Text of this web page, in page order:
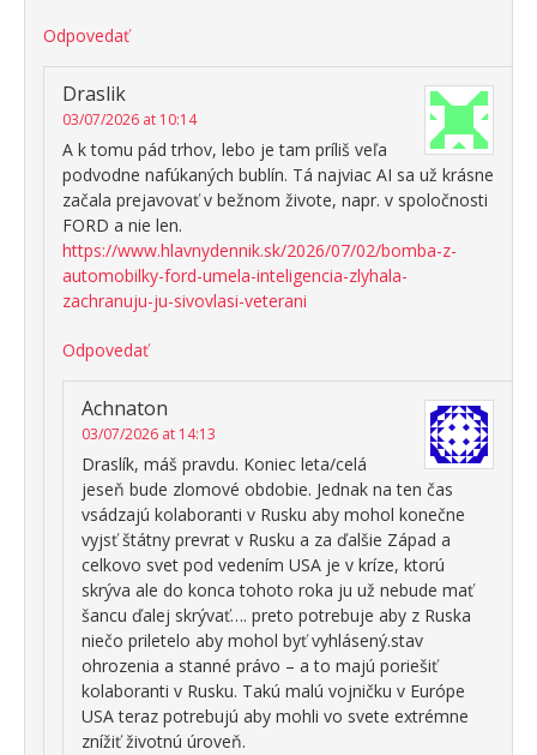
Odpovedať
Draslik
03/07/2026 at 10:14
A k tomu pád trhov, lebo je tam príliš veľa
podvodne nafúkaných bublín. Tá najviac AI sa už krásne
začala prejavovať v bežnom živote, napr. v spoločnosti
FORD a nie len.
https://www.hlavnydennik.sk/2026/07/02/bomba-z-
automobilky-ford-umela-inteligencia-zlyhala-
zachranuju-ju-sivovlasi-veterani
Odpovedať
Achnaton
03/07/2026 at 14:13
Draslík, máš pravdu. Koniec leta/celá
jeseň bude zlomové obdobie. Jednak na ten čas
vsádzajú kolaboranti v Rusku aby mohol konečne
vyjsť štátny prevrat v Rusku a za ďalšie Západ a
celkovo svet pod vedením USA je v kríze, ktorú
skrýva ale do konca tohoto roka ju už nebude mať
šancu ďalej skrývať…. preto potrebuje aby z Ruska
niečo priletelo aby mohol byť vyhlásený.stav
ohrozenia a stanné právo – a to majú poriešiť
kolaboranti v Rusku. Takú malú vojničku v Európe
USA teraz potrebujú aby mohli vo svete extrémne
znížiť životnú úroveň.